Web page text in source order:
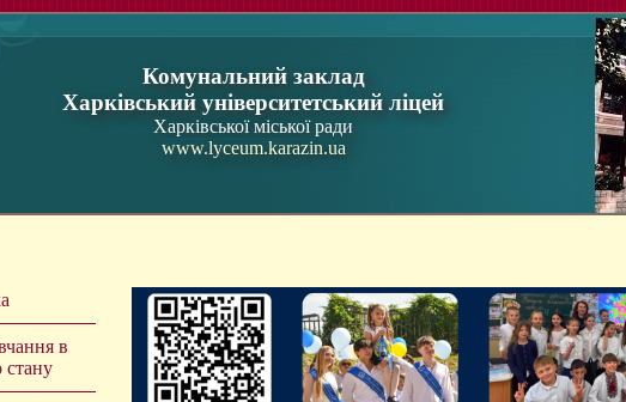
Комунальний заклад
Харківський університетський ліцей
Харківської міської ради
www.lyceum.karazin.ua
в
стану